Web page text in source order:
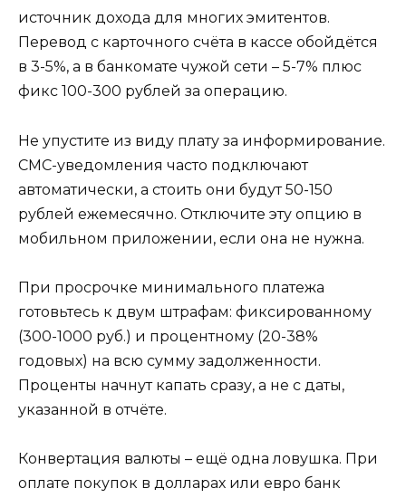
источник дохода для многих эмитентов.
Перевод с карточного счёта в кассе обойдётся
в 3-5%, а в банкомате чужой сети – 5-7% плюс
фикс 100-300 рублей за операцию.
Не упустите из виду плату за информирование.
СМС-уведомления часто подключают
автоматически, а стоить они будут 50-150
рублей ежемесячно. Отключите эту опцию в
мобильном приложении, если она не нужна.
При просрочке минимального платежа
готовьтесь к двум штрафам: фиксированному
(300-1000 руб.) и процентному (20-38%
годовых) на всю сумму задолженности.
Проценты начнут капать сразу, а не с даты,
указанной в отчёте.
Конвертация валюты – ещё одна ловушка. При
оплате покупок в долларах или евро банк